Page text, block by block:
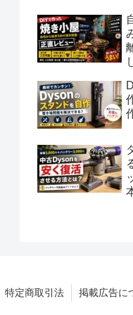
特定商取引法 掲載広告に